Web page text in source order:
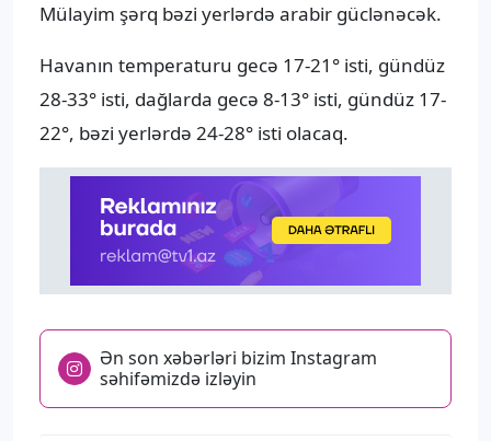
Mülayim şərq bəzi yerlərdə arabir güclənəcək.
Havanın temperaturu gecə 17-21° isti, gündüz
28-33° isti, dağlarda gecə 8-13° isti, gündüz 17-
22°, bəzi yerlərdə 24-28° isti olacaq.
Ən son xəbərləri bizim Instagram
səhifəmizdə izləyin